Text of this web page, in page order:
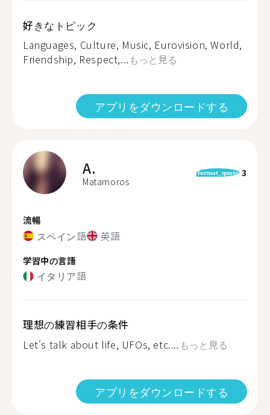
好きなトピック
Languages, Culture, Music, Eurovision, World,
Friendship, Respect,... もっと見る
アプリをダウンロードする
A.
Matamoros
format_quote 3
流暢
スペイン語 英語
学習中の言語
イタリア語
理想の練習相手の条件
Let's talk about life, UFOs, etc.... もっと見る
アプリをダウンロードする